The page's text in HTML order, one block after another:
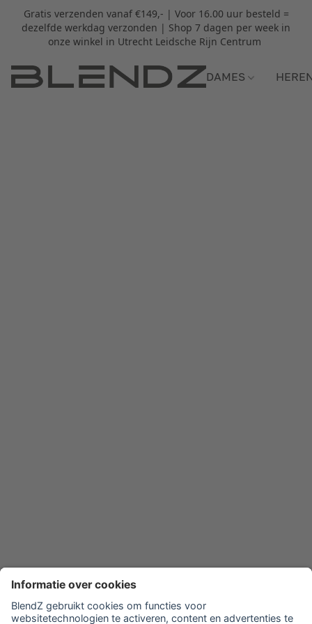
Gratis verzenden vanaf €149,- | Voor 16.00 uur besteld =
dezelfde werkdag verzonden | Shop 7 dagen per week in
onze winkel in Utrecht Leidsche Rijn Centrum
DAMES